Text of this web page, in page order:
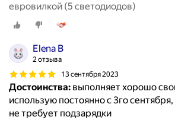
евровилкой (5 светодиодов)
Elena B
2 отзыва
13 сентября 2023
Достоинства: выполняет хорошо
использую постоянно с 3го
не требует подзарядки